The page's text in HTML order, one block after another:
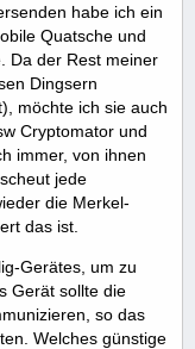
habe ich ein
Quatsche und
Da der Rest meiner
Dingsern
möchte ich sie auch
Cryptomator und
immer, von ihnen
jede
die Merkel-
das ist.
Gerätes, um zu
Gerät sollte die
so das
Welches günstige